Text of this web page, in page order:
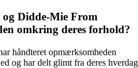
Didde-Mie From
omkring deres forhold?
håndteret opmærksomheden
og har delt glimt fra deres hverdag